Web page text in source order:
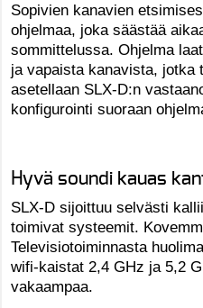
Sopivien kanavien
ohjelmaa, joka säästää
sommittelussa. Ohjelma
ja vapaista kanavista, jotka
asetellaan SLX-D:n
konfigurointi suoraan
Hyvä soundi kauas
SLX-D sijoittuu selvästi
toimivat systeemit.
Televisiotoiminnasta
wifi-kaistat 2,4 GHz ja 5,2
vakaampaa.